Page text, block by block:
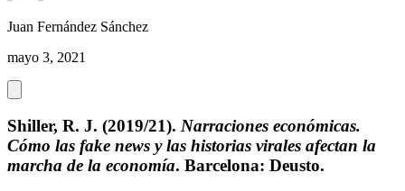
Juan Fernández Sánchez
mayo 3, 2021
Shiller, R. J. (2019/21). Narraciones económicas.
Cómo las fake news y las historias virales afectan la
marcha de la economía. Barcelona: Deusto.